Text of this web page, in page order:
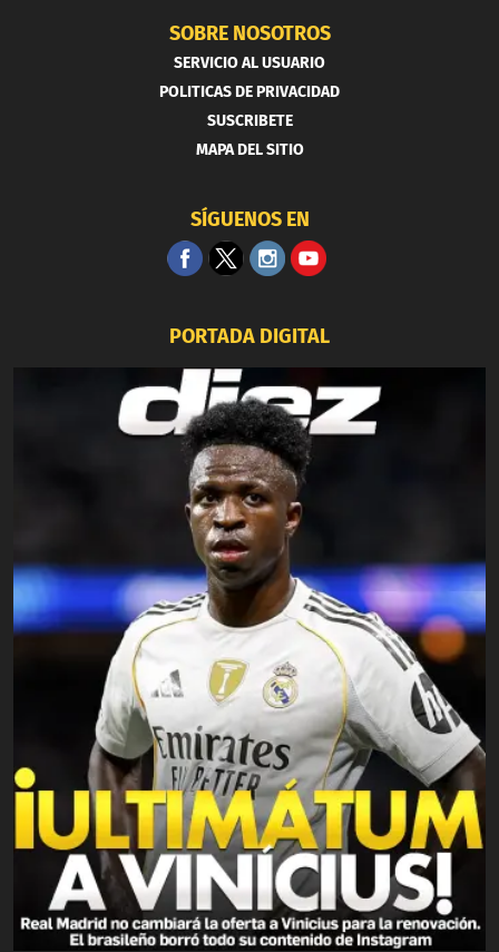
SOBRE NOSOTROS
SERVICIO AL USUARIO
POLITICAS DE PRIVACIDAD
SUSCRIBETE
MAPA DEL SITIO
SÍGUENOS EN
PORTADA DIGITAL